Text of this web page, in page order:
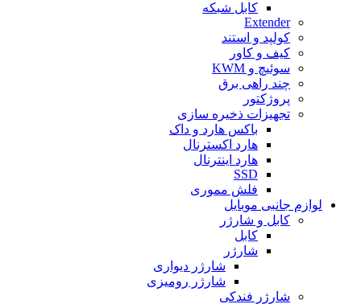
کابل شبکه
Extender
کولپد و استند
کیف و کاور
سوئیچ و KWM
چند راهی برق
پروژکتور
تجهیزات ذخیره سازی
باکس هارد و داک
هارد اکسترنال
هارد اینترنال
SSD
فلش مموری
لوازم جانبی موبایل
کابل و شارژر
کابل
شارژر
شارژر دیواری
شارژر رومیزی
شارژر فندکی